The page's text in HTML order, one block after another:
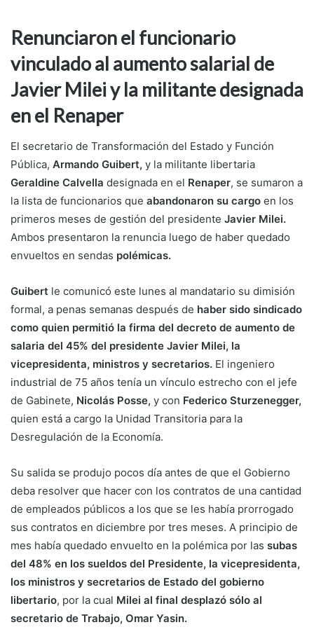
Renunciaron el funcionario
vinculado al aumento salarial de
Javier Milei y la militante designada
en el Renaper
El secretario de Transformación del Estado y Función
Pública, Armando Guibert, y la militante libertaria
Geraldine Calvella designada en el Renaper, se sumaron a
la lista de funcionarios que abandonaron su cargo en los
primeros meses de gestión del presidente Javier Milei.
Ambos presentaron la renuncia luego de haber quedado
envueltos en sendas polémicas.
Guibert le comunicó este lunes al mandatario su dimisión
formal, a penas semanas después de haber sido sindicado
como quien permitió la firma del decreto de aumento de
salaria del 45% del presidente Javier Milei, la
vicepresidenta, ministros y secretarios. El ingeniero
industrial de 75 años tenía un vínculo estrecho con el jefe
de Gabinete, Nicolás Posse, y con Federico Sturzenegger,
quien está a cargo la Unidad Transitoria para la
Desregulación de la Economía.
Su salida se produjo pocos día antes de que el Gobierno
deba resolver que hacer con los contratos de una cantidad
de empleados públicos a los que se les había prorrogado
sus contratos en diciembre por tres meses. A principio de
mes había quedado envuelto en la polémica por las subas
del 48% en los sueldos del Presidente, la vicepresidenta,
los ministros y secretarios de Estado del gobierno
libertario, por la cual Milei al final desplazó sólo al
secretario de Trabajo, Omar Yasin.